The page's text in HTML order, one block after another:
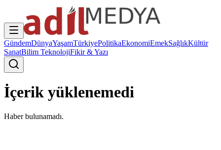
GündemDünyaYaşamTürkiyePolitikaEkonomiEmekSağlıkKültür
SanatBilim TeknolojiFikir & Yazı
İçerik yüklenemedi
Haber bulunamadı.